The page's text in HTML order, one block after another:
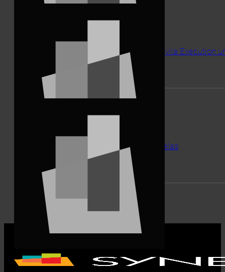
Caracterização ambiental de solo no Marvila Execution
Caracterização ambiental de solo em Frielas
ver todos os projetos de